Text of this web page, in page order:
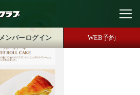
メンバーログイン WEB予約